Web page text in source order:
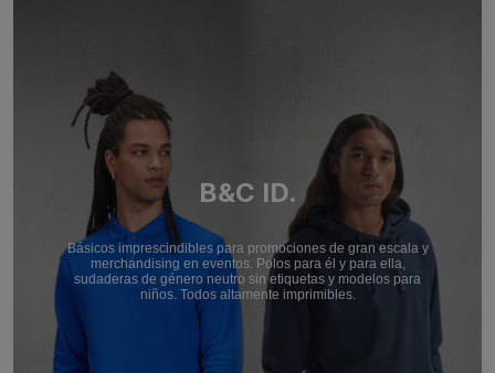
B&C ID.
Básicos imprescindibles para promociones de gran escala y
merchandising en eventos. Polos para él y para ella,
sudaderas de género neutro sin etiquetas y modelos para
niños. Todos altamente imprimibles.